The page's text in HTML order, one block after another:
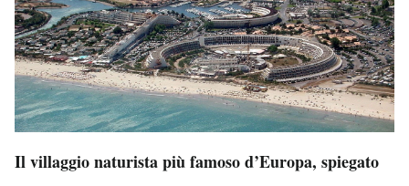
Il villaggio naturista più famoso d’Europa, spiegato